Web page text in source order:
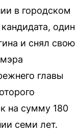
в городском
один
и снял свою
главы
на сумму 180
семи лет.